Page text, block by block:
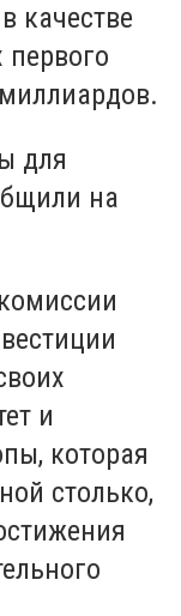
в качестве
первого
для
на
и
которая
столько,